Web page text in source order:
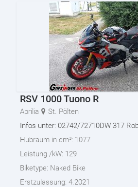
RSV 1000 Tuono R
Aprilia
St. Pölten
Infos unter: 02742/72710DW 317
Hubraum in cm³: 1077
Leistung /kW: 129
Biketype: Naked Bike
Erstzulassung: 4.2021